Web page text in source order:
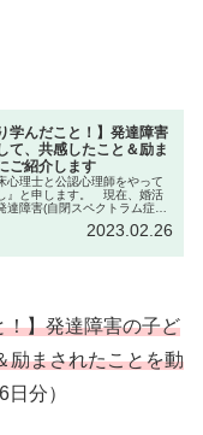
学んだこと！】発達障害
て、共感したこと＆励ま
ご紹介します
心理士と公認心理師をやって
』と申します。 現在、婚活
障害(自閉スペクトラム症と
2023.02.26
！】発達障害の子ど
励まされたことを動
日分）